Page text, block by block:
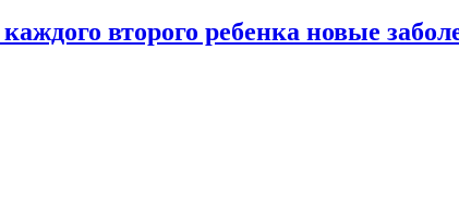
второго ребенка новые